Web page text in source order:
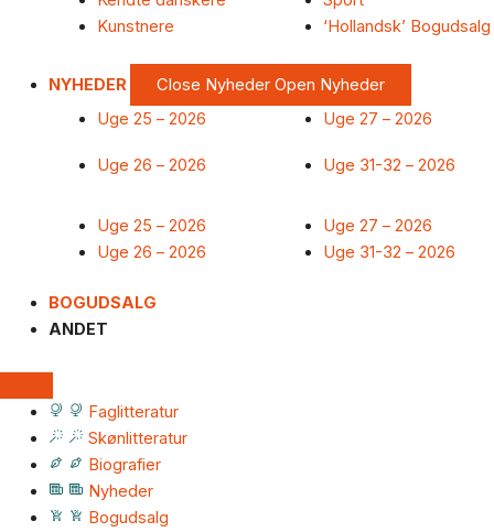
Kunstnere
‘Hollandsk’ Bogudsalg
NYHEDER Close Nyheder Open Nyheder
Uge 25 – 2026
Uge 26 – 2026
Uge 27 – 2026
Uge 31-32 – 2026
Uge 25 – 2026
Uge 26 – 2026
Uge 27 – 2026
Uge 31-32 – 2026
BOGUDSALG
ANDET
Faglitteratur
Skønlitteratur
Biografier
Nyheder
Bogudsalg